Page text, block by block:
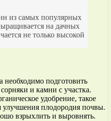
из самых популярных
на дачных
не только высокой
необходимо подготовить
и камни с участка.
удобрение, такое
улучшения плодородия почвы.
взрыхлить и выровнять.